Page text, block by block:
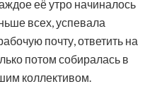
её утро начиналось
всех, успевала
почту, ответить на
потом собиралась в
коллективом.